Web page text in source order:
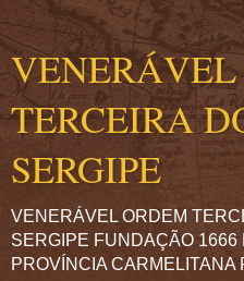
TERCEIRA
SERGIPE
VENERÁVEL ORDEM
SERGIPE FUNDAÇÃO
PROVÍNCIA